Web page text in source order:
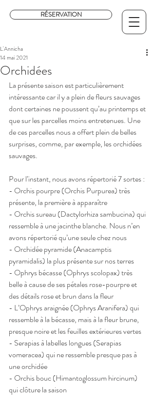
RÉSERVATION
Orchidées
L'Annicha
14 mai 2021
La présente saison est particulièrement
intéressante car il y a plein de fleurs sauvages
dont certaines ne poussent qu’au printemps et
que sur les parcelles moins entretenues. Une
de ces parcelles nous a offert plein de belles
surprises, comme, par exemple, les orchidées
sauvages.
Pour l’instant, nous avons répertorié 7 sortes :
- Orchis pourpre (Orchis Purpurea) très
présente, la première à apparaître
- Orchis sureau (Dactylorhiza sambucina) qui
ressemble à une jacinthe blanche. Nous n’en
avons répertorié qu’une seule chez nous
- Orchidée pyramide (Anacamptis
pyramidalis) la plus présente sur nos terres
- Ophrys bécasse (Ophrys scolopax) très
belle à cause de ses pétales rose-pourpre et
des détails rose et brun dans la fleur
- L’Ophrys araignée (Ophrys Aranifera) qui
ressemble à la bécasse, mais à la fleur brune,
presque noire et les feuilles extérieures vertes
- Serapias à labelles longues (Serapias
vomeracea) qui ne ressemble presque pas à
une orchidée
- Orchis bouc (Himantoglossum hircinum)
qui clôture la saison